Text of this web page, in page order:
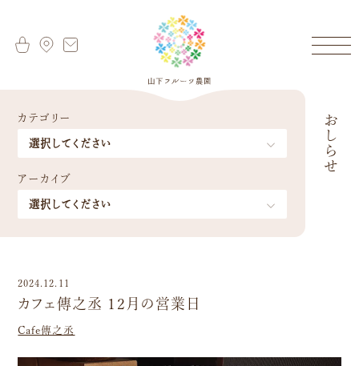
おしらせ
カテゴリー
アーカイブ
2024.12.11
カフェ傳之丞 12月の営業日
Cafe傳之丞